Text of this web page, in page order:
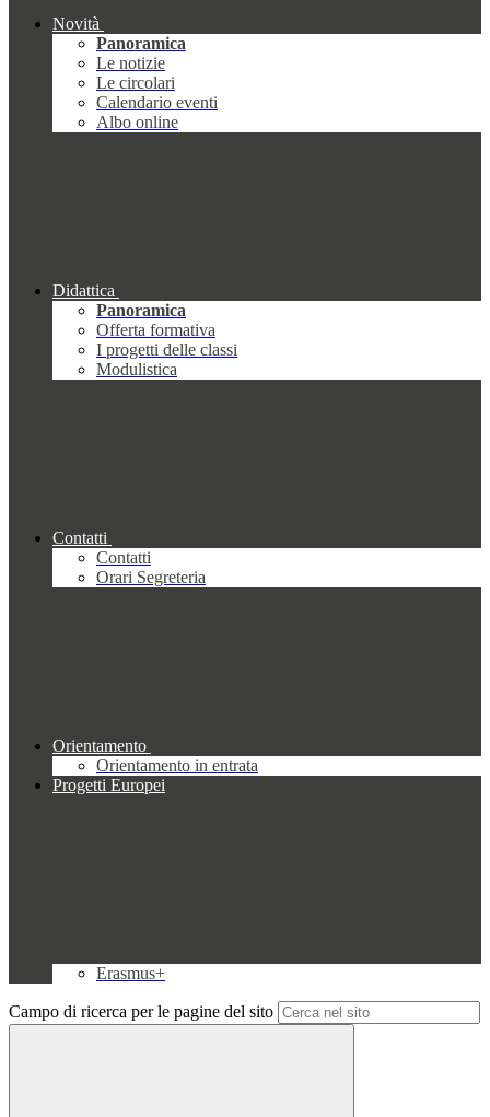
Novità
Panoramica
Le notizie
Le circolari
Calendario eventi
Albo online
Didattica
Panoramica
Offerta formativa
I progetti delle classi
Modulistica
Contatti
Contatti
Orari Segreteria
Orientamento
Orientamento in entrata
Progetti Europei
Erasmus+
Campo di ricerca per le pagine del sito